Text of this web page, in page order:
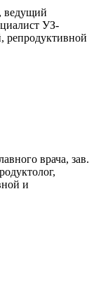
ведущий
УЗ-
репродуктивной
врача, зав.
и